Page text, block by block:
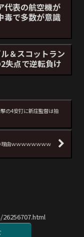
代表の航空機が
で多数が意識
＆スコットラン
失点で逆転負け
の4安打に新庄監督は拍
由ｗｗｗｗｗｗｗｗ